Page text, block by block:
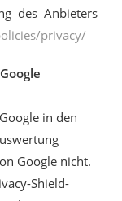
des Anbieters
privacy/
in den
Google nicht.
Shield-